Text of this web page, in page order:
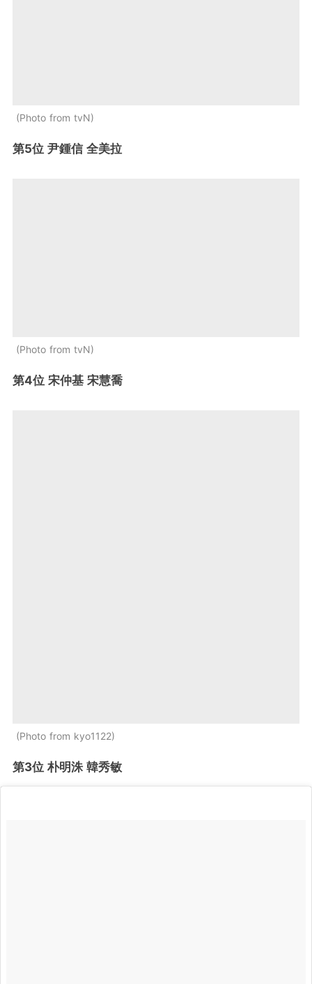
Photo from tvN
第5位 尹鍾信 全美拉
Photo from tvN
第4位 宋仲基 宋慧喬
Photo from kyo1122
第3位 朴明洙 韓秀敏